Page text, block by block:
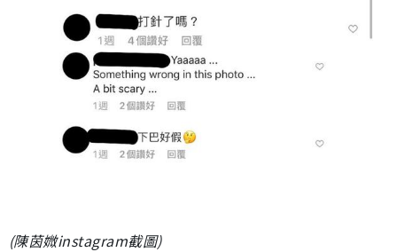
(陳茵媺instagram截圖)